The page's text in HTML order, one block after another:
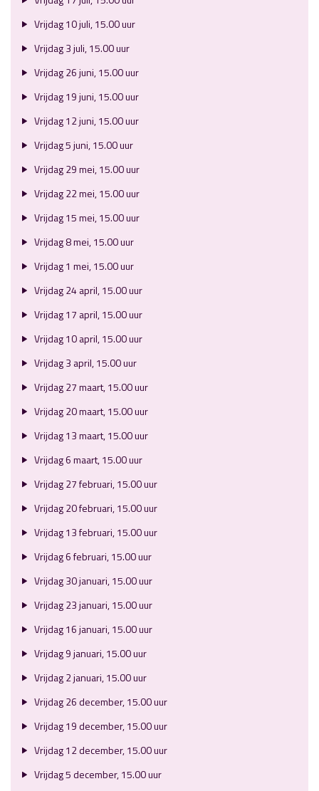
Vrijdag 10 juli, 15.00 uur
Vrijdag 3 juli, 15.00 uur
Vrijdag 26 juni, 15.00 uur
Vrijdag 19 juni, 15.00 uur
Vrijdag 12 juni, 15.00 uur
Vrijdag 5 juni, 15.00 uur
Vrijdag 29 mei, 15.00 uur
Vrijdag 22 mei, 15.00 uur
Vrijdag 15 mei, 15.00 uur
Vrijdag 8 mei, 15.00 uur
Vrijdag 1 mei, 15.00 uur
Vrijdag 24 april, 15.00 uur
Vrijdag 17 april, 15.00 uur
Vrijdag 10 april, 15.00 uur
Vrijdag 3 april, 15.00 uur
Vrijdag 27 maart, 15.00 uur
Vrijdag 20 maart, 15.00 uur
Vrijdag 13 maart, 15.00 uur
Vrijdag 6 maart, 15.00 uur
Vrijdag 27 februari, 15.00 uur
Vrijdag 20 februari, 15.00 uur
Vrijdag 13 februari, 15.00 uur
Vrijdag 6 februari, 15.00 uur
Vrijdag 30 januari, 15.00 uur
Vrijdag 23 januari, 15.00 uur
Vrijdag 16 januari, 15.00 uur
Vrijdag 9 januari, 15.00 uur
Vrijdag 2 januari, 15.00 uur
Vrijdag 26 december, 15.00 uur
Vrijdag 19 december, 15.00 uur
Vrijdag 12 december, 15.00 uur
Vrijdag 5 december, 15.00 uur